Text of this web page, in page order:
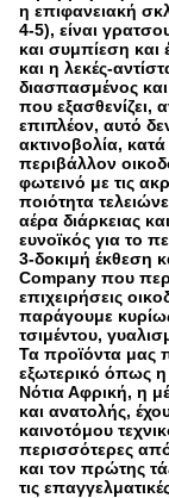
η επιφανειακή
4-5), είναι
και συμπίεση και
και η λεκές-
διασπασμένος
που εξασθενίζει,
επιπλέον, αυτό
ακτινοβολία, κατά
περιβάλλον
φωτεινό με τις
ποιότητα
αέρα διάρκειας
ευνοϊκός για το
3-δοκιμή έκθεση
Company που
επιχειρήσεις
παράγουμε
τσιμέντου,
Τα προϊόντα μας
εξωτερικό όπως
Νότια Αφρική, η
και ανατολής,
καινοτόμου
περισσότερες
και τον πρώτης
τις